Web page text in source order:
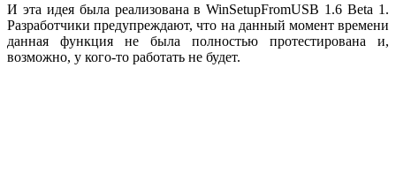
И эта идея была реализована в WinSetupFromUSB 1.6 Beta 1.
Разработчики предупреждают, что на данный момент времени
данная функция не была полностью протестирована и,
возможно, у кого-то работать не будет.